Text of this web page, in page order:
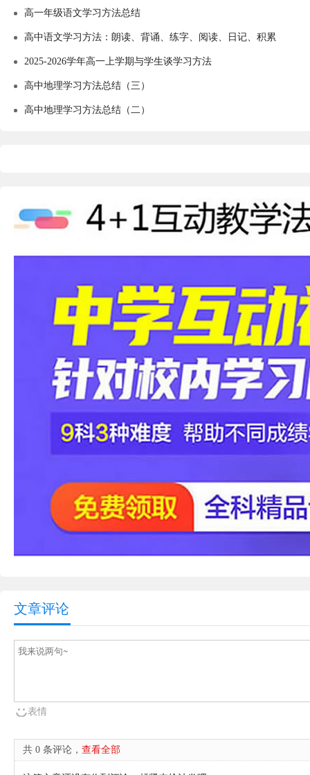
高一年级语文学习方法总结
高中语文学习方法：朗读、背诵、练字、阅读、日记、积累
2025-2026学年高一上学期与学生谈学习方法
高中地理学习方法总结（三）
高中地理学习方法总结（二）
文章评论
表情
共 0 条评论， 查看全部